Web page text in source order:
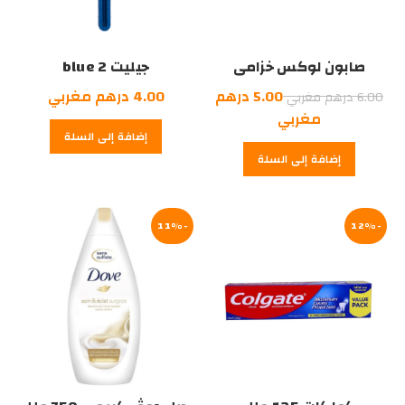
صابون لوكس خزامى
6.00درهم مغربيالسعر
الأصلي
هو:
6.00
5.00درهم
مغربي
الحالي
هو:
إضافة إلى السلة
جيليت blue 2
4.00 درهم مغربي
إضافة إلى السلة
-12%
-11%